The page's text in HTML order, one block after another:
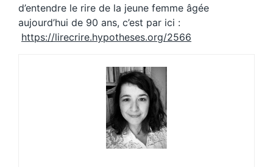
d’entendre le rire de la jeune femme âgée
aujourd’hui de 90 ans, c’est par ici :
https://lirecrire.hypotheses.org/2566